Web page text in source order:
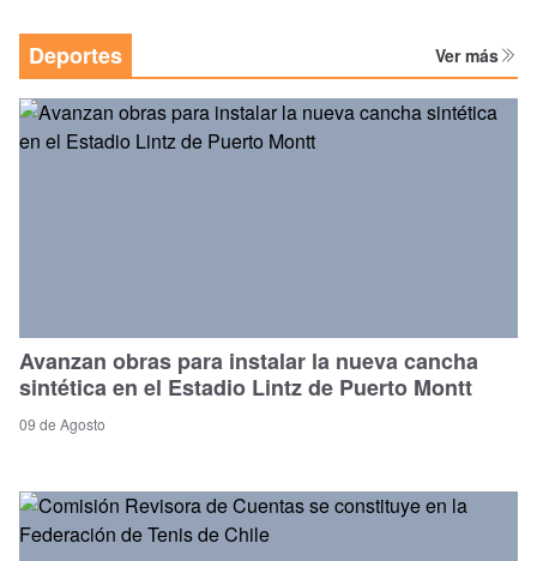
Deportes Ver más
Avanzan obras para instalar la nueva cancha
sintética en el Estadio Lintz de Puerto Montt
09 de Agosto